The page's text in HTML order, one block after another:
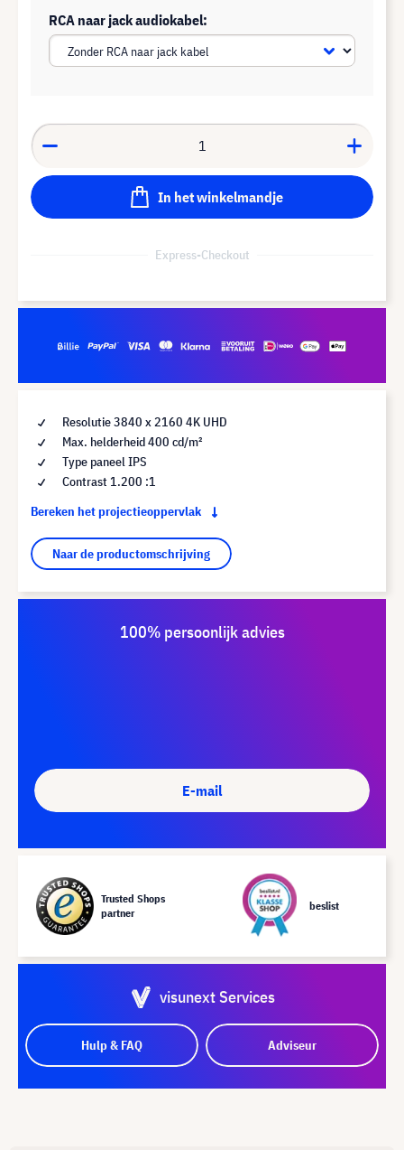
RCA naar jack audiokabel:
In het winkelmandje
Express-Checkout
Resolutie 3840 x 2160 4K UHD
Max. helderheid 400 cd/m²
Type paneel IPS
Contrast 1.200 :1
Bereken het projectieoppervlak
Naar de productomschrijving
100% persoonlijk advies
E-mail
Trusted Shops
partner
beslist
visunext Services
Hulp & FAQ Adviseur